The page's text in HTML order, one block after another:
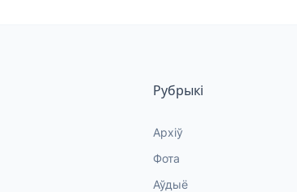
Рубрыкі
Архіў
Фота
Аўдыё